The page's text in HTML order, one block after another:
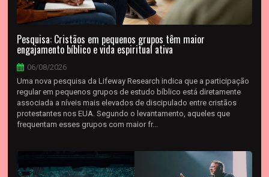
Pesquisa: Cristãos em pequenos grupos têm maior
engajamento bíblico e vida espiritual ativa
06/08/2026
Uma nova pesquisa da Lifeway Research indica que a participação
regular em pequenos grupos de estudo bíblico está diretamente
associada a níveis mais elevados de discipulado entre cristãos
protestantes nos EUA. Segundo o levantamento, aqueles que
frequentam esses grupos com maior fr...